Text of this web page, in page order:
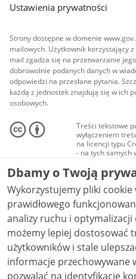
Ustawienia prywatności
Strony dostępne w domenie
mailowych. Użytkownik korzystający
mail zgadza się na przetwarzanie
dobrowolnie podanych danych w
odpowiedzi na przesłane pytania.
każdą z jednostek znajdują się w ich
osobowych.
Treści tekstowe
wyłączeniem
na licencji typu
- na tych samych
Materiały
audio i wideo, są
Creative
niekomercyjne -
NC-ND 4.0), o ile
Dbamy o Twoją
Wykorzystujemy pliki cookie
prawidłowego
analizy ruchu i optymalizacji
możemy lepiej dostosować
użytkowników i stale ulepszać nasze
informacje przechowywane
pozwalać na identyfikację